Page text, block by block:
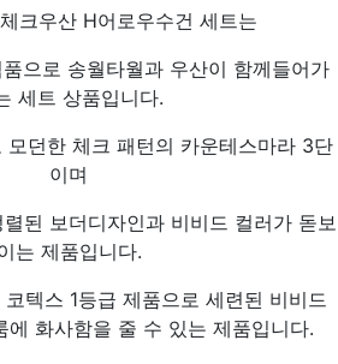
크우산 H어로우수건 세트는
으로 송월타월과 우산이 함께들어가
세트 상품입니다.
모던한 체크 패턴의 카운테스마라 3단
이며
된 보더디자인과 비비드 컬러가 돋보
는 제품입니다.
텍스 1등급 제품으로 세련된 비비드
에 화사함을 줄 수 있는 제품입니다.